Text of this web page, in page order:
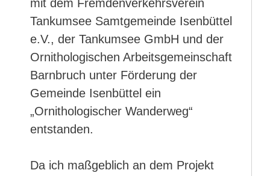
mit dem Fremdenverkehrsverein
Tankumsee Samtgemeinde Isenbüttel
e.V., der Tankumsee GmbH und der
Ornithologischen Arbeitsgemeinschaft
Barnbruch unter Förderung der
Gemeinde Isenbüttel ein
„Ornithologischer Wanderweg“
entstanden.
Da ich maßgeblich an dem Projekt